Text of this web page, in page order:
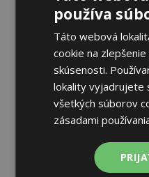
Na sklade 8 ks K
K odberu na
používa
Táto webová
cookie na
skúsenosti.
lokality vyjadrujete
všetkých súborov
zásadami